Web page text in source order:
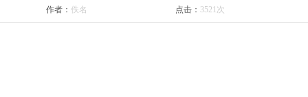
作者：佚名 点击： 3521次